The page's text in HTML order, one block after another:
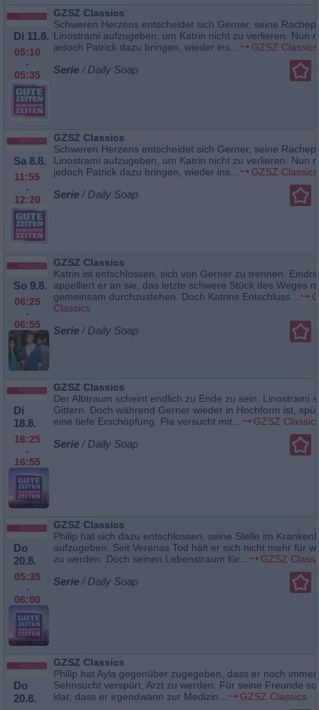
Di 11.8.
05:10
-
05:35
GZSZ Classics
Schweren Herzens entscheidet sich Gerner, seine
Linostrami aufzugeben, um Katrin nicht zu verlieren. Nun
jedoch Patrick dazu bringen, wieder ins...
GZSZ Classics
Serie / Daily Soap
Sa 8.8.
11:55
-
12:20
GZSZ Classics
Schweren Herzens entscheidet sich Gerner, seine
Linostrami aufzugeben, um Katrin nicht zu verlieren. Nun
jedoch Patrick dazu bringen, wieder ins...
GZSZ Classics
Serie / Daily Soap
So 9.8.
06:25
-
06:55
GZSZ Classics
Katrin ist entschlossen, sich von Gerner zu trennen.
appelliert er an sie, das letzte schwere Stück des Weges
gemeinsam durchzustehen. Doch Katrins Entschluss...
Classics
Serie / Daily Soap
Di
18.8.
16:25
-
16:55
GZSZ Classics
Der Albtraum scheint endlich zu Ende zu sein: Linostrami
Gittern. Doch während Gerner wieder in Hochform ist,
eine tiefe Erschöpfung. Pia versucht mit...
GZSZ
Serie / Daily Soap
Do
20.8.
05:35
-
06:00
GZSZ Classics
Philip hat sich dazu entschlossen, seine Stelle im
aufzugeben. Seit Verenas Tod hält er sich nicht mehr für
zu werden. Doch seinen Lebenstraum für...
GZSZ
Serie / Daily Soap
Do
20.8.
GZSZ Classics
Philip hat Ayla gegenüber zugegeben, dass er noch
Sehnsucht verspürt, Arzt zu werden. Für seine Freunde
klar, dass er irgendwann zur Medizin...
GZSZ Classics